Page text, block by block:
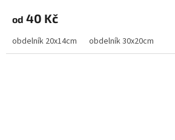
od 40 Kč
obdelník 20x14cm obdelník 30x20cm